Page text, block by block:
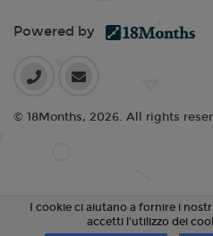
Powered by
© 18Months, 2026. All rights
I cookie ci aiutano a fornire i
accetti l'utilizzo dei